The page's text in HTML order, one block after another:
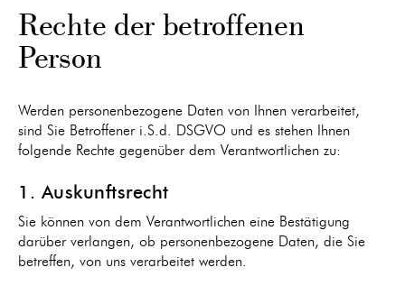
Rechte der betroffenen
Person
Werden personenbezogene Daten von Ihnen verarbeitet,
sind Sie Betroffener i.S.d. DSGVO und es stehen Ihnen
folgende Rechte gegenüber dem Verantwortlichen zu:
1. Auskunftsrecht
Sie können von dem Verantwortlichen eine Bestätigung
darüber verlangen, ob personenbezogene Daten, die Sie
betreffen, von uns verarbeitet werden.